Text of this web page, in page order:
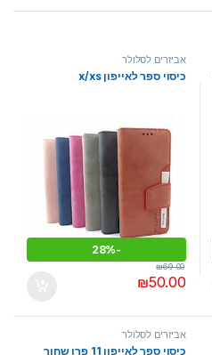
אביזרים לסלולר
כיסוי ספר לאייפון x/xs
-
28%
₪50.00
₪69.00
אביזרים לסלולר
כיסוי ספר לאייפון 11 פרו שחור